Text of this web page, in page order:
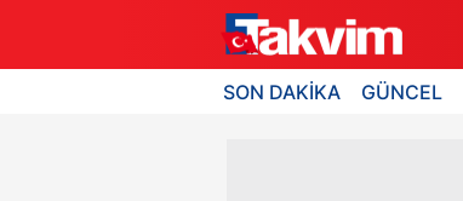
SON DAKİKA GÜNCEL